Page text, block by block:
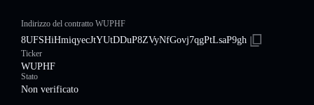
Indirizzo del contratto WUPHF
8UFSHiHmiqyecJtYUtDDuP8ZVyNfGovj7qgPtLsaP9gh
Ticker
WUPHF
Stato
Non verificato